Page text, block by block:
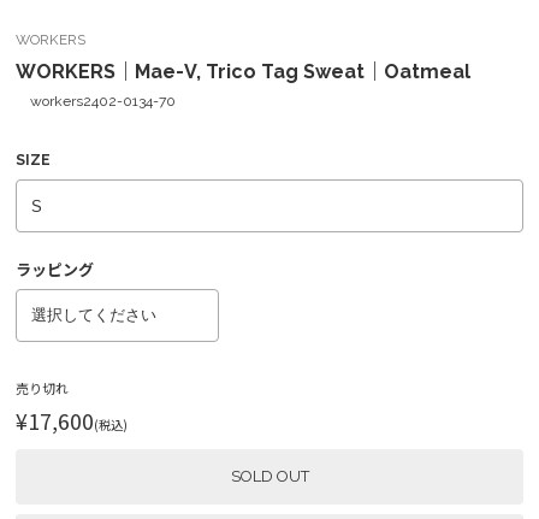
WORKERS
WORKERS｜Mae-V, Trico Tag Sweat｜Oatmeal
workers2402-0134-70
SIZE
ラッピング
売り切れ
¥17,600(税込)
SOLD OUT